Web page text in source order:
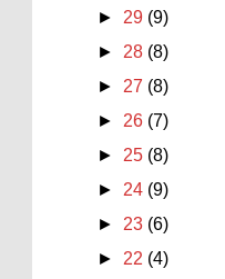
► 29 (9)
► 28 (8)
► 27 (8)
► 26 (7)
► 25 (8)
► 24 (9)
► 23 (6)
► 22 (4)